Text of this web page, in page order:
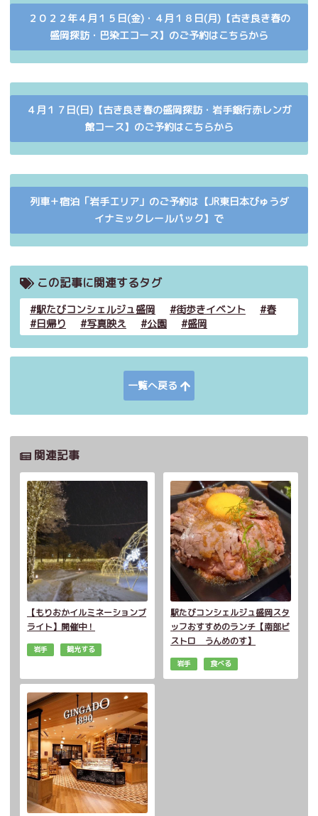
２０２２年４月１５日(金)・４月１８日(月)【古き良き春の
盛岡探訪・巴染工コース】のご予約はこちらから
４月１７日(日)【古き良き春の盛岡探訪・岩手銀行赤レンガ
館コース】のご予約はこちらから
列車＋宿泊「岩手エリア」のご予約は【JR東日本びゅうダ
イナミックレールパック】で
この記事に関連するタグ
駅たびコンシェルジュ盛岡 街歩きイベント
春
日帰り
写真映え 公園 盛岡
一覧へ戻る
関連記事
【もりおかイルミネーションブ
ライト】開催中！
岩手 観光する
駅たびコンシェルジュ盛岡スタ
ッフおすすめのランチ【南部ビ
ストロ うんめのす】
岩手 食べる